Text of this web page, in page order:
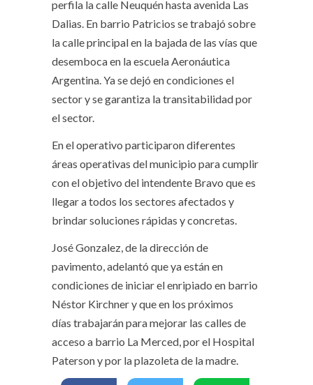
perfila la calle Neuquén hasta avenida Las
Dalias. En barrio Patricios se trabajó sobre
la calle principal en la bajada de las vías que
desemboca en la escuela Aeronáutica
Argentina. Ya se dejó en condiciones el
sector y se garantiza la transitabilidad por
el sector.
En el operativo participaron diferentes
áreas operativas del municipio para cumplir
con el objetivo del intendente Bravo que es
llegar a todos los sectores afectados y
brindar soluciones rápidas y concretas.
José Gonzalez, de la dirección de
pavimento, adelantó que ya están en
condiciones de iniciar el enripiado en barrio
Néstor Kirchner y que en los próximos
días trabajarán para mejorar las calles de
acceso a barrio La Merced, por el Hospital
Paterson y por la plazoleta de la madre.